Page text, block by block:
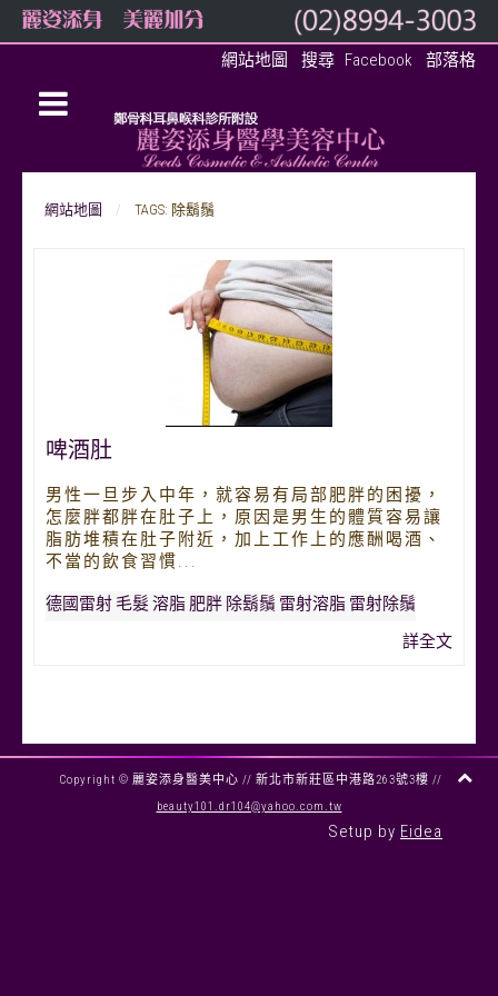
網站地圖 搜尋 Facebook 部落格
網站地圖 TAGS: 除鬍鬚
啤酒肚
男性一旦步入中年，就容易有局部肥胖的困擾，
怎麼胖都胖在肚子上，原因是男生的體質容易讓
脂肪堆積在肚子附近，加上工作上的應酬喝酒、
不當的飲食習慣...
德國雷射 毛髮溶脂 肥胖 除鬍鬚 雷射溶脂 雷射除鬚
詳全文
Copyright © 麗姿添身醫美中心 // 新北市新莊區中港路263號3樓 //
beauty101.dr104@yahoo.com.tw
Setup by Eidea